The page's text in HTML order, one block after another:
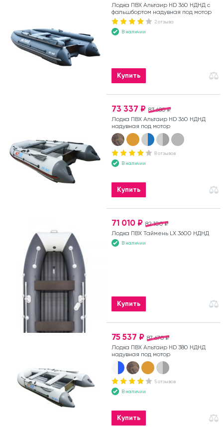
Лодка ПВХ Альтаир HD 360 НДНД с
фальшбортом надувная под мотор
2 отзыва
В наличии
Купить
83 680 ₽
73 337 ₽
Лодка ПВХ Альтаир HD 360 НДНД
надувная под мотор
8 отзывов
В наличии
Купить
82 100 ₽
71 010 ₽
Лодка ПВХ Таймень LX 3600 НДНД
В наличии
Купить
87 670 ₽
75 537 ₽
Лодка ПВХ Альтаир HD 380 НДНД
надувная под мотор
5 отзывов
В наличии
Купить